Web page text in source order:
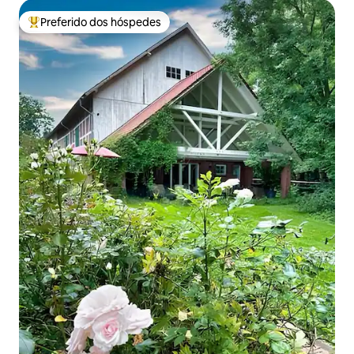
Entre os melhores preferidos dos hóspedes
Preferido dos hóspedes